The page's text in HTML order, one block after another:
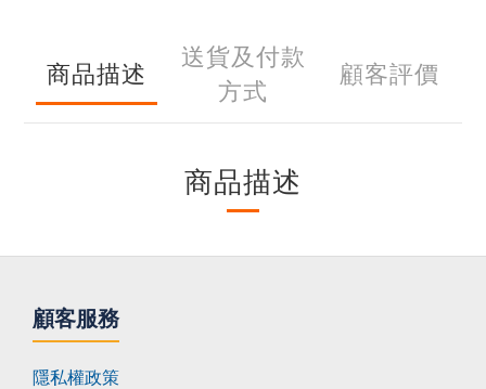
商品描述
送貨及付款
方式
顧客評價
商品描述
顧客服務
隱私權政策